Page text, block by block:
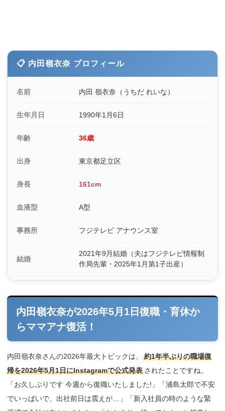
📋 内田嶺衣奈 プロフィール
名前 内田 嶺衣奈（うちだ れいな）
生年月日 1990年1月6日
年齢 36歳
出身 東京都足立区
身長 161cm
血液型 A型
事務所 フジテレビ アナウンス室
結婚
2021年9月結婚（夫はフジテレビ情報制
作局先輩・2025年1月第1子出産）
内田嶺衣奈が2026年5月1日復職・育休か
らママアナ復活！
内田嶺衣奈さんの2026年最大トピックは、約1年半ぶりの職場復
帰を2026年5月1日にInstagramで公式発表 されたことですね。
「お久しぶりです 今週から復職いたしました!」「浦島太郎で不安
でいっぱいで、出社前日は震えが…」「新入社員の時のような緊